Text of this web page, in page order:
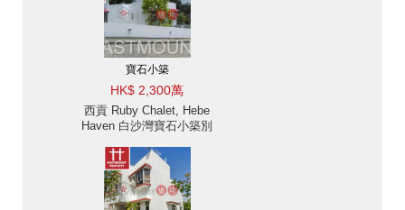
寶石小築
HK$ 2,300萬
西貢 Ruby Chalet, Hebe
Haven 白沙灣寶石小築別
位